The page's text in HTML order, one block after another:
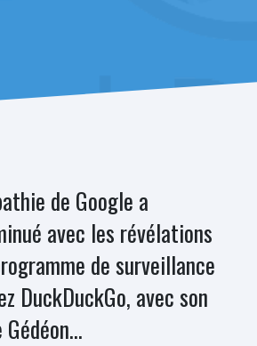
de Google a
avec les révélations
de surveillance
DuckDuckGo, avec son